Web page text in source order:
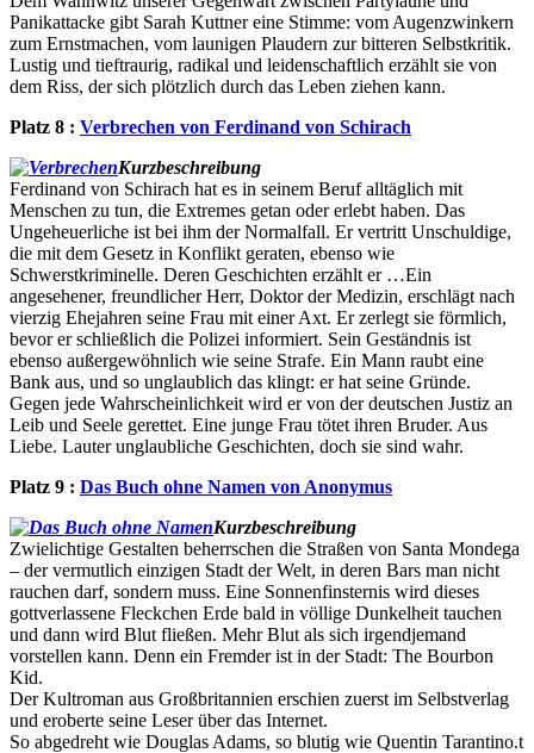
Panikattacke gibt Sarah Kuttner eine Stimme: vom Augenzwinkern
zum Ernstmachen, vom launigen Plaudern zur bitteren Selbstkritik.
Lustig und tieftraurig, radikal und leidenschaftlich erzählt sie von
dem Riss, der sich plötzlich durch das Leben ziehen kann.
Platz 8 : Verbrechen von Ferdinand von Schirach
Kurzbeschreibung
Ferdinand von Schirach hat es in seinem Beruf alltäglich mit
Menschen zu tun, die Extremes getan oder erlebt haben. Das
Ungeheuerliche ist bei ihm der Normalfall. Er vertritt Unschuldige,
die mit dem Gesetz in Konflikt geraten, ebenso wie
Schwerstkriminelle. Deren Geschichten erzählt er …Ein
angesehener, freundlicher Herr, Doktor der Medizin, erschlägt nach
vierzig Ehejahren seine Frau mit einer Axt. Er zerlegt sie förmlich,
bevor er schließlich die Polizei informiert. Sein Geständnis ist
ebenso außergewöhnlich wie seine Strafe. Ein Mann raubt eine
Bank aus, und so unglaublich das klingt: er hat seine Gründe.
Gegen jede Wahrscheinlichkeit wird er von der deutschen Justiz an
Leib und Seele gerettet. Eine junge Frau tötet ihren Bruder. Aus
Liebe. Lauter unglaubliche Geschichten, doch sie sind wahr.
Platz 9 : Das Buch ohne Namen von Anonymus
Kurzbeschreibung
Zwielichtige Gestalten beherrschen die Straßen von Santa Mondega
– der vermutlich einzigen Stadt der Welt, in deren Bars man nicht
rauchen darf, sondern muss. Eine Sonnenfinsternis wird dieses
gottverlassene Fleckchen Erde bald in völlige Dunkelheit tauchen
und dann wird Blut fließen. Mehr Blut als sich irgendjemand
vorstellen kann. Denn ein Fremder ist in der Stadt: The Bourbon
Kid.
Der Kultroman aus Großbritannien erschien zuerst im Selbstverlag
und eroberte seine Leser über das Internet.
So abgedreht wie Douglas Adams, so blutig wie Quentin Tarantino.t